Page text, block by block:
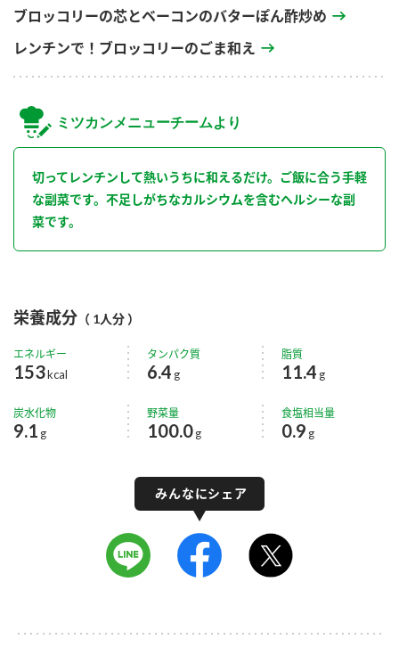
ブロッコリーの芯とベーコンのバターぽん酢炒め
レンチンで！ブロッコリーのごま和え
ミツカンメニューチームより
切ってレンチンして熱いうちに和えるだけ。ご飯に合う手軽
な副菜です。不足しがちなカルシウムを含むヘルシーな副
菜です。
栄養成分 （ 1人分 ）
エネルギー
153kcal
タンパク質
6.4 g
脂質
11.4 g
炭水化物
9.1 g
野菜量
100.0g
食塩相当量
0.9 g